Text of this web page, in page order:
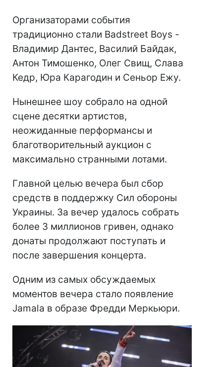
Организаторами события
традиционно стали Badstreet Boys -
Владимир Дантес, Василий Байдак,
Антон Тимошенко, Олег Свищ, Слава
Кедр, Юра Карагодин и Сеньор Ежу.
Нынешнее шоу собрало на одной
сцене десятки артистов,
неожиданные перформансы и
благотворительный аукцион с
максимально странными лотами.
Главной целью вечера был сбор
средств в поддержку Сил обороны
Украины. За вечер удалось собрать
более 3 миллионов гривен, однако
донаты продолжают поступать и
после завершения концерта.
Одним из самых обсуждаемых
моментов вечера стало появление
Jamala в образе Фредди Меркьюри.